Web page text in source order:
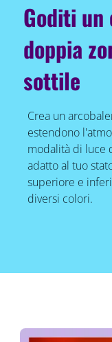
Goditi
doppia
sottile
Crea un
estendono
modalità di luce
adatto al tuo
superiore e
diversi colori.